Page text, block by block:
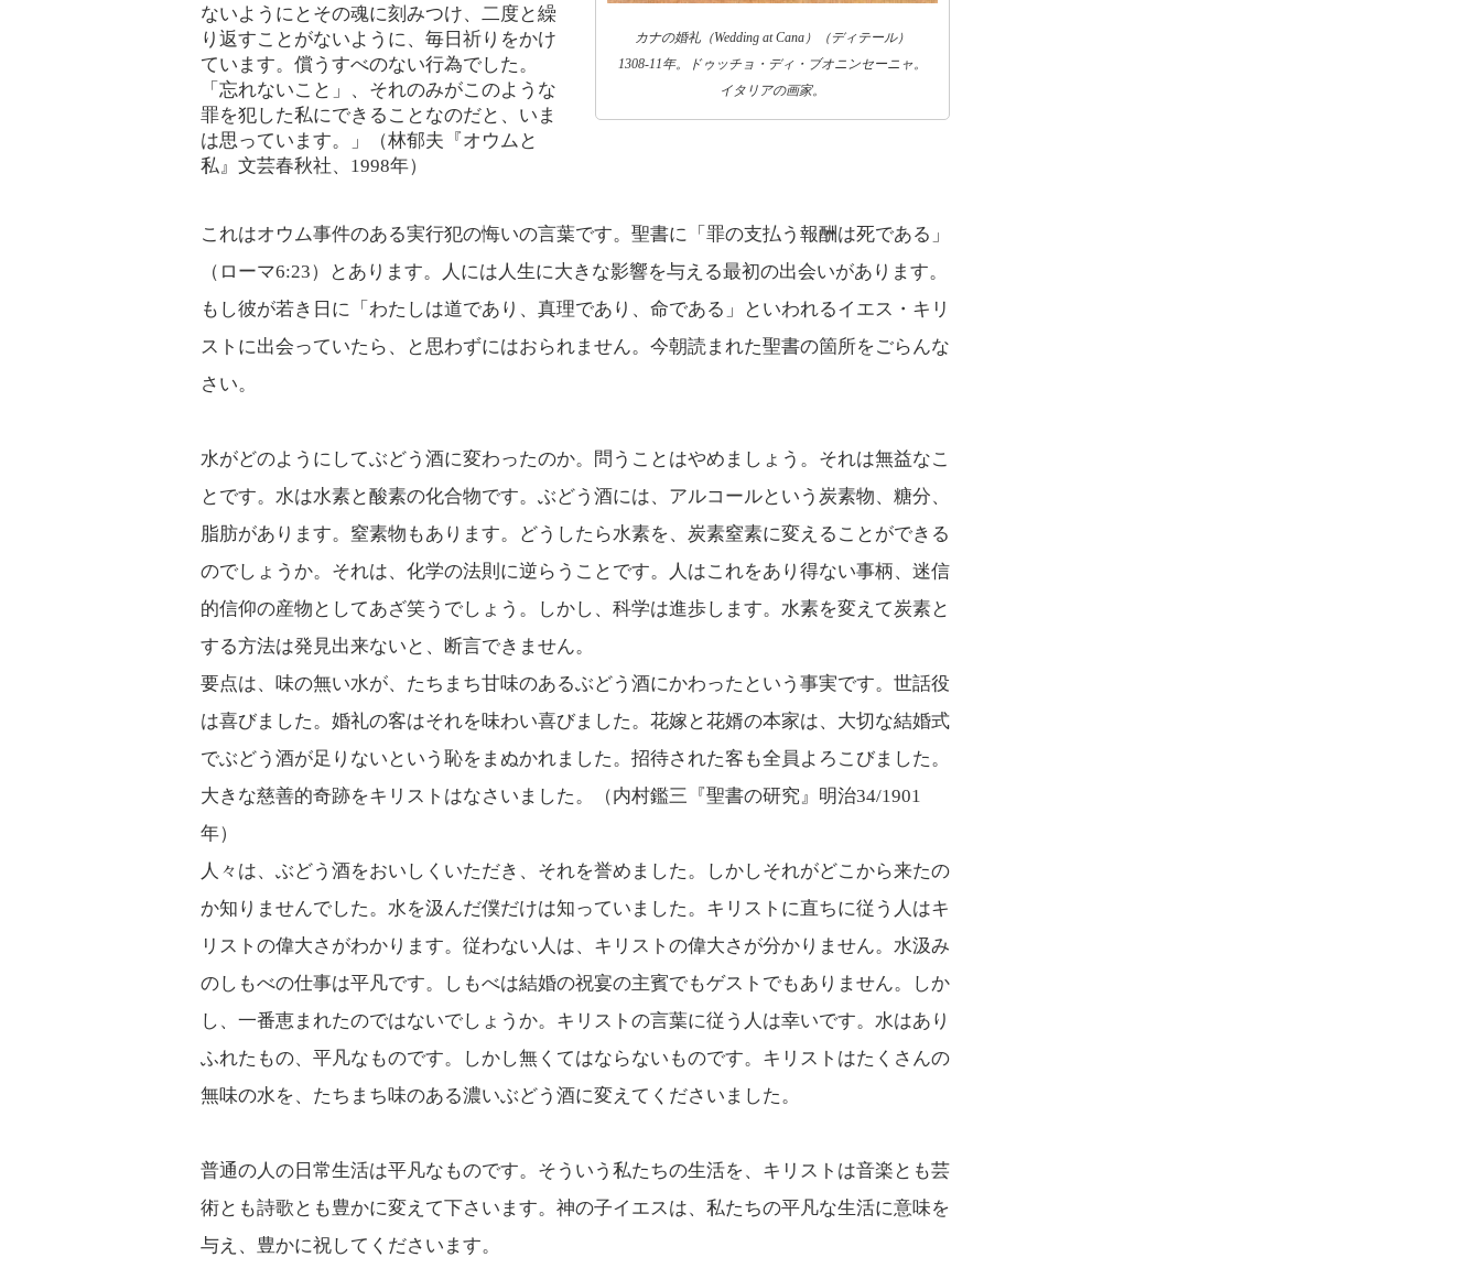
だ
い。
て
カナの婚礼（Wedding at Cana）（ディテール）
1308-11年。ドゥッチョ・ディ・ブオニンセーニャ。
イタリアの画家。
ないようにとその魂に刻みつけ、二度と繰
り返すことがないように、毎日祈りをかけ
ています。償うすべのない行為でした。
「忘れないこと」、それのみがこのような
罪を犯した私にできることなのだと、いま
は思っています。」（林郁夫『オウムと
私』文芸春秋社、1998年）
これはオウム事件のある実行犯の悔いの言葉です。聖書に「罪の支払う報酬は死である」
（ローマ6:23）とあります。人には人生に大きな影響を与える最初の出会いがあります。
もし彼が若き日に「わたしは道であり、真理であり、命である」といわれるイエス・キリ
ストに出会っていたら、と思わずにはおられません。今朝読まれた聖書の箇所をごらんな
さい。
水がどのようにしてぶどう酒に変わったのか。問うことはやめましょう。それは無益なこ
とです。水は水素と酸素の化合物です。ぶどう酒には、アルコールという炭素物、糖分、
脂肪があります。窒素物もあります。どうしたら水素を、炭素窒素に変えることができる
のでしょうか。それは、化学の法則に逆らうことです。人はこれをあり得ない事柄、迷信
的信仰の産物としてあざ笑うでしょう。しかし、科学は進歩します。水素を変えて炭素と
する方法は発見出来ないと、断言できません。
要点は、味の無い水が、たちまち甘味のあるぶどう酒にかわったという事実です。世話役
は喜びました。婚礼の客はそれを味わい喜びました。花嫁と花婿の本家は、大切な結婚式
でぶどう酒が足りないという恥をまぬかれました。招待された客も全員よろこびました。
大きな慈善的奇跡をキリストはなさいました。（内村鑑三『聖書の研究』明治34/1901
年）
人々は、ぶどう酒をおいしくいただき、それを誉めました。しかしそれがどこから来たの
か知りませんでした。水を汲んだ僕だけは知っていました。キリストに直ちに従う人はキ
リストの偉大さがわかります。従わない人は、キリストの偉大さが分かりません。水汲み
のしもべの仕事は平凡です。しもべは結婚の祝宴の主賓でもゲストでもありません。しか
し、一番恵まれたのではないでしょうか。キリストの言葉に従う人は幸いです。水はあり
ふれたもの、平凡なものです。しかし無くてはならないものです。キリストはたくさんの
無味の水を、たちまち味のある濃いぶどう酒に変えてくださいました。
普通の人の日常生活は平凡なものです。そういう私たちの生活を、キリストは音楽とも芸
術とも詩歌とも豊かに変えて下さいます。神の子イエスは、私たちの平凡な生活に意味を
与え、豊かに祝してくださいます。